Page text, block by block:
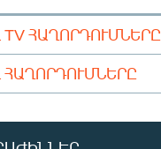
ՀԱՂՈՐԴՈՒՄՆԵՐԸ
ՀԱՂՈՐԴՈՒՄՆԵՐԸ